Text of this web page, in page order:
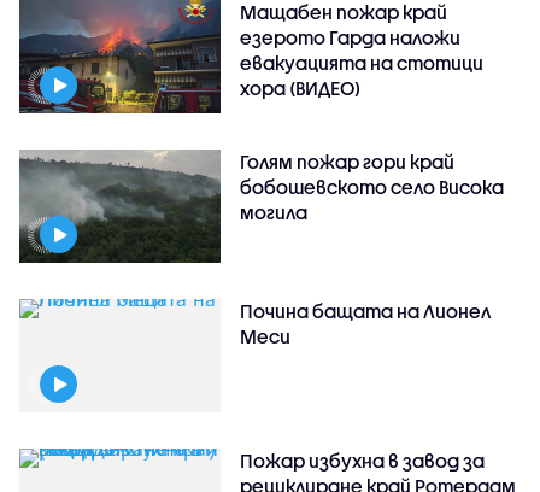
Мащабен пожар край
езерото Гарда наложи
евакуацията на стотици
хора (ВИДЕО)
Голям пожар гори край
бобошевското село Висока
могила
Почина бащата на Лионел
Меси
Пожар избухна в завод за
рециклиране край Ротердам